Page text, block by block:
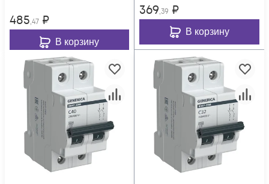
485,47 ₽
В корзину
369,39 ₽
В корзину